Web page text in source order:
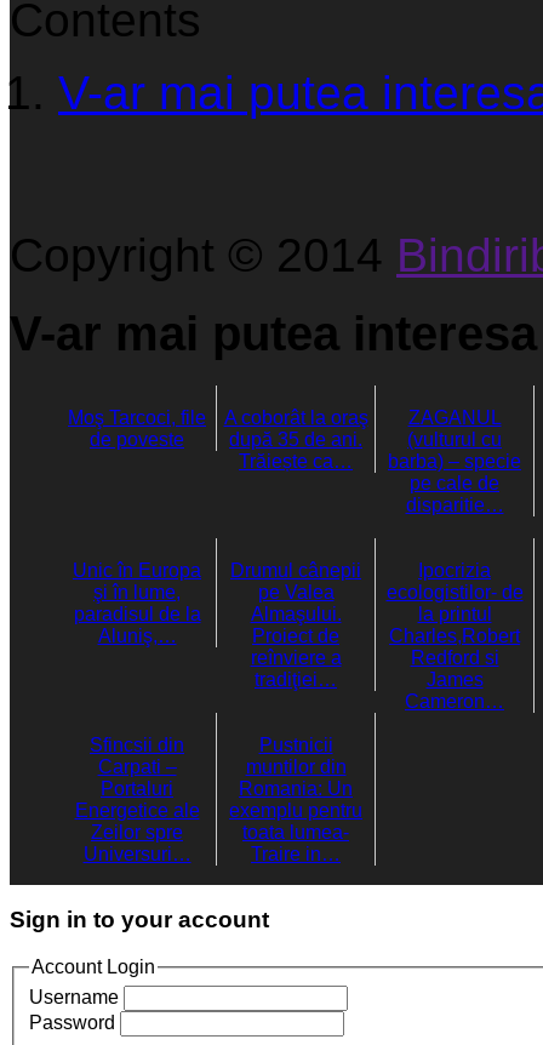
Contents
V-ar mai putea
Copyright © 2014
V-ar mai putea
Moş Tarcoci, file
de poveste
A coborât la oraş
după 35 de ani.
Trăiește ca…
ZAGANUL
(vulturul cu
barba) – specie
pe cale de
disparitie…
Unic în Europa
şi în lume,
paradisul de la
Aluniş,…
Drumul cânepii
pe Valea
Almaşului.
Proiect de
reînviere a
tradiţiei…
Ipocrizia
ecologistilor- de
la printul
Charles,Robert
Redford si
James
Cameron…
Sfincsii din
Carpati –
Portaluri
Energetice ale
Zeilor spre
Universuri…
Pustnicii
muntilor din
Romania: Un
exemplu pentru
toata lumea-
Traire in…
Sign in to your account
Account Login
Username
Password